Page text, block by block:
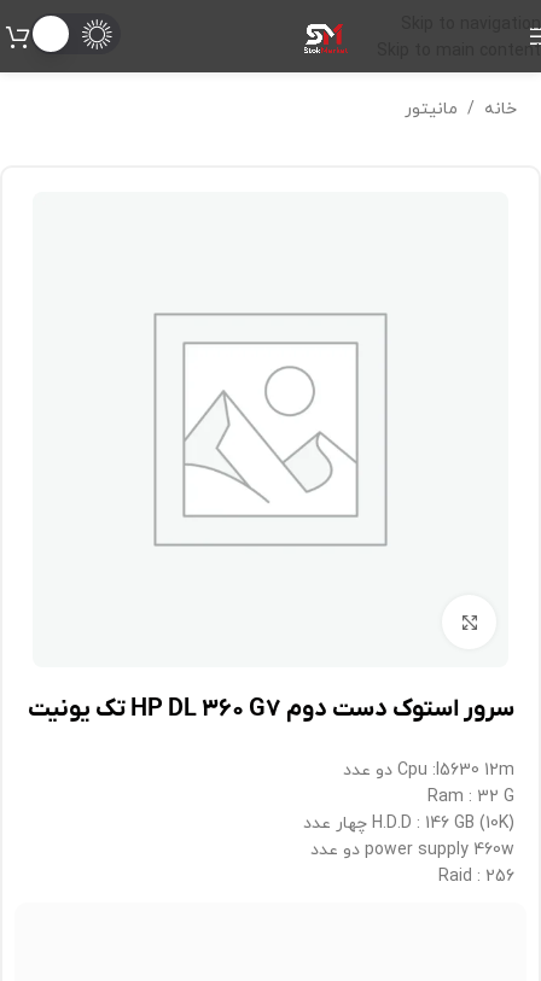
Skip to navigation
Skip to main content
خانه / مانیتور
سرور استوک دست دوم HP DL ۳۶۰ G۷ تک یونیت
Cpu :l5630 12m دو عدد
Ram : 32 G
H.D.D : 146 GB (10K) چهار عدد
power supply 460w دو عدد
Raid : 256